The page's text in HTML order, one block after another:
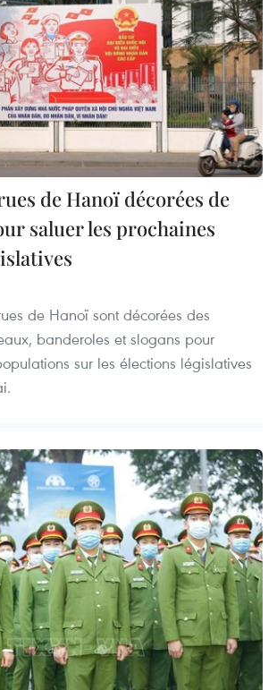
de Hanoï décorées de
saluer les prochaines
de Hanoï sont décorées des
banderoles et slogans pour
sur les élections législatives